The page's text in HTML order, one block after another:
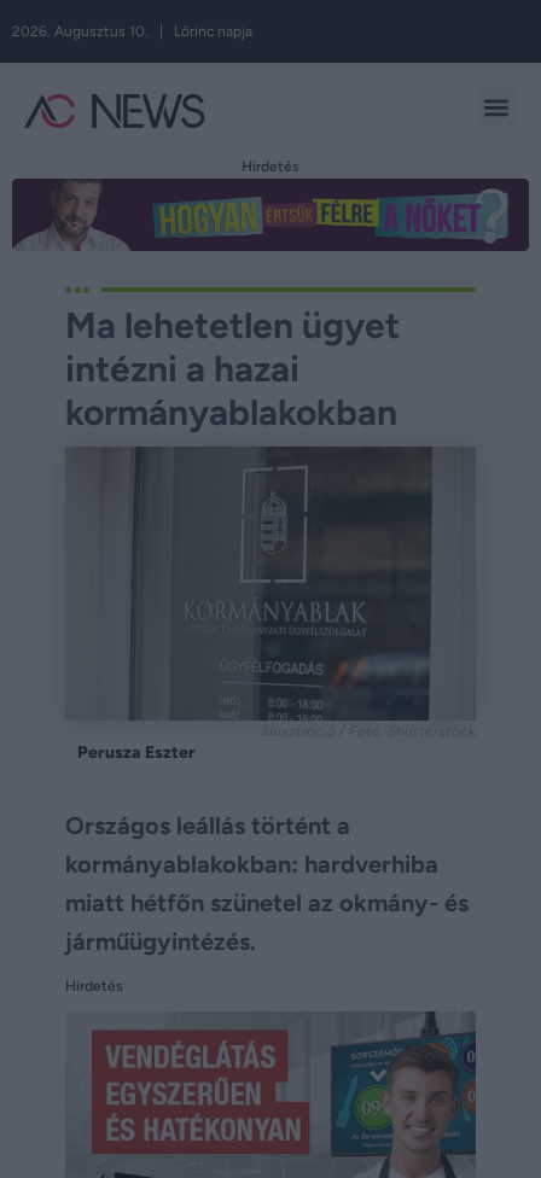
2026. Augusztus 10. | Lőrinc napja
Hirdetés
Ma lehetetlen ügyet
intézni a hazai
kormányablakokban
Perusza Eszter
Országos leállás történt a
kormányablakokban: hardverhiba
miatt hétfőn szünetel az okmány- és
járműügyintézés.
Hirdetés